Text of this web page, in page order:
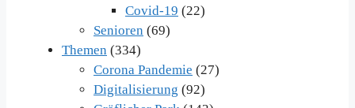
Covid-19 (22)
Senioren (69)
Themen (334)
Corona Pandemie (27)
Digitalisierung (92)